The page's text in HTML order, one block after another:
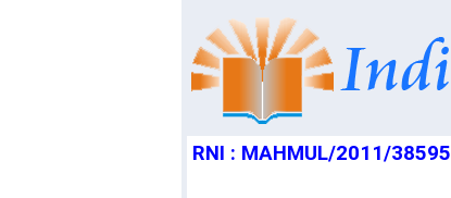
RNI : MAHMUL/2011/38595